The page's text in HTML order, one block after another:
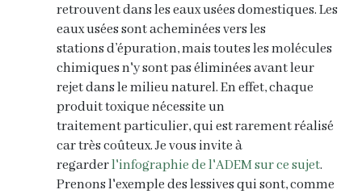
retrouventdans les eaux usées domestiques.Les
eaux usées sont acheminées vers les
stationsd’épuration, mais toutes les molécules
chimiques n'y sont paséliminées avant leur
rejet dans le milieu naturel.En effet, chaque
produit toxique nécessite un
traitementparticulier, qui est rarement réalisé
car très coûteux.Je vous invite à
regarderl'infographie de l'ADEM sur ce sujet.
Prenons l'exemple des lessivesqui sont, comme